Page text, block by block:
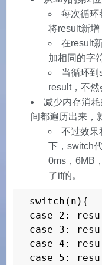
每次循环
将result新增
在result
加相同的字
当循环到
result，不然
减少内存消
间都遍历出来，
不过效果
下，switch
0ms，6MB
了if的。
switch(n){
case 2:
case 3:
case 4:
case 5: